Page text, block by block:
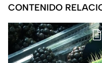
CONTENIDO